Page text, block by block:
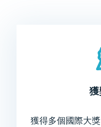
獲得多個國際大